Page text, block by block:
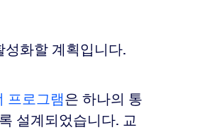
화할 계획입니다.
프로그램은 하나의 통
설계되었습니다. 교